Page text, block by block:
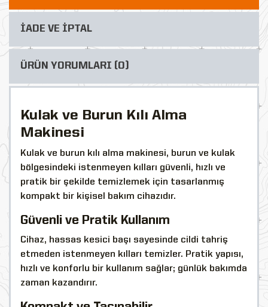
İADE VE İPTAL
ÜRÜN YORUMLARI (0)
Kulak ve Burun Kılı Alma
Makinesi
Kulak ve burun kılı alma makinesi, burun ve kulak
bölgesindeki istenmeyen kılları güvenli, hızlı ve
pratik bir şekilde temizlemek için tasarlanmış
kompakt bir kişisel bakım cihazıdır.
Güvenli ve Pratik Kullanım
Cihaz, hassas kesici başı sayesinde cildi tahriş
etmeden istenmeyen kılları temizler. Pratik yapısı,
hızlı ve konforlu bir kullanım sağlar; günlük bakımda
zaman kazandırır.